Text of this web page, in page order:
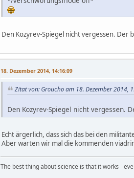
Den Kozyrev-Spiegel nicht vergessen. Der
18. Dezember 2014, 14:16:09
Zitat von: Groucho am 18. Dezember 2014,
Den Kozyrev-Spiegel nicht vergessen.
Echt ärgerlich, dass sich das bei den
Aber warten wir mal die kommenden
The best thing about science is that it works -